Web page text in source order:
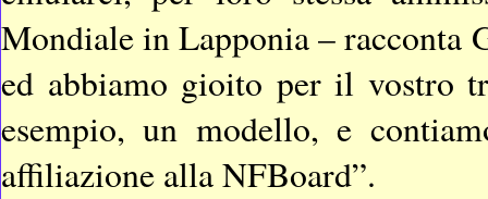
Mondiale in Lapponia – racconta
ed abbiamo gioito per il vostro
esempio, un modello, e
affiliazione alla NFBoard”.